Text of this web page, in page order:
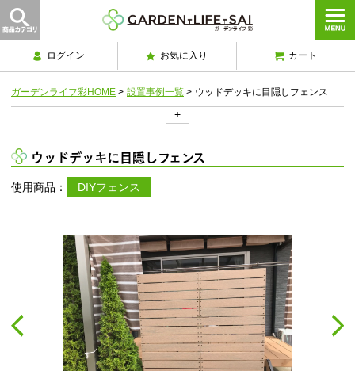
ログイン お気に入り カート
ガーデンライフ彩HOME > 設置事例一覧 > ウッドデッキに目隠しフェンス
+
ウッドデッキに目隠しフェンス
使用商品： DIYフェンス